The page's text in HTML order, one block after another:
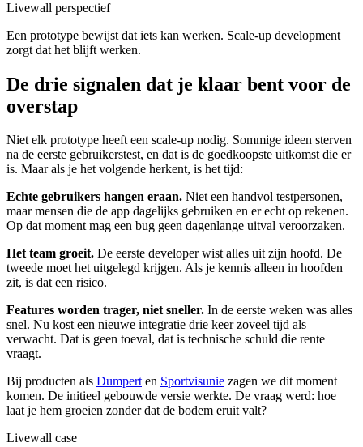
Livewall perspectief
Een prototype bewijst dat iets kan werken. Scale-up development
zorgt dat het blijft werken.
De drie signalen dat je klaar bent voor de
overstap
Niet elk prototype heeft een scale-up nodig. Sommige ideen sterven
na de eerste gebruikerstest, en dat is de goedkoopste uitkomst die er
is. Maar als je het volgende herkent, is het tijd:
Echte gebruikers hangen eraan. Niet een handvol testpersonen,
maar mensen die de app dagelijks gebruiken en er echt op rekenen.
Op dat moment mag een bug geen dagenlange uitval veroorzaken.
Het team groeit. De eerste developer wist alles uit zijn hoofd. De
tweede moet het uitgelegd krijgen. Als je kennis alleen in hoofden
zit, is dat een risico.
Features worden trager, niet sneller. In de eerste weken was alles
snel. Nu kost een nieuwe integratie drie keer zoveel tijd als
verwacht. Dat is geen toeval, dat is technische schuld die rente
vraagt.
Bij producten als Dumperten Sportvisunie zagen we dit moment
komen. De initieel gebouwde versie werkte. De vraag werd: hoe
laat je hem groeien zonder dat de bodem eruit valt?
Livewall case